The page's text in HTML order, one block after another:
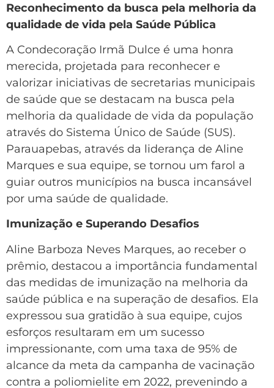
Reconhecimento da busca pela melhoria da
qualidade de vida pela Saúde Pública
A Condecoração Irmã Dulce é uma honra
merecida, projetada para reconhecer e
valorizar iniciativas de secretarias municipais
de saúde que se destacam na busca pela
melhoria da qualidade de vida da população
através do Sistema Único de Saúde (SUS).
Parauapebas, através da liderança de Aline
Marques e sua equipe, se tornou um farol a
guiar outros municípios na busca incansável
por uma saúde de qualidade.
Imunização e Superando Desafios
Aline Barboza Neves Marques, ao receber o
prêmio, destacou a importância fundamental
das medidas de imunização na melhoria da
saúde pública e na superação de desafios. Ela
expressou sua gratidão à sua equipe, cujos
esforços resultaram em um sucesso
impressionante, com uma taxa de 95% de
alcance da meta da campanha de vacinação
contra a poliomielite em 2022, prevenindo a